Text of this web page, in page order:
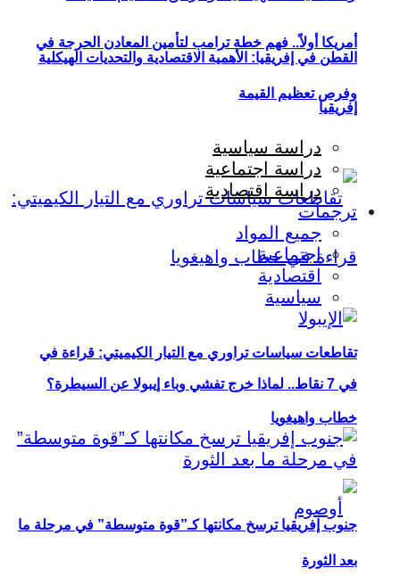
أمريكا أولاً.. فهم خطة ترامب لتأمين المعادن الحرجة في
إفريقيا
تقاطعات سياسات تراوري مع التيار الكيميتي: قراءة في
خطاب واهيغويا
القطن في إفريقيا: الأهمية الاقتصادية والتحديات الهيكلية
وفرص تعظيم القيمة
دراسة سياسية
دراسة اجتماعية
دراسة اقتصادية
ترجمات
جميع المواد
اجتماعية
اقتصادية
سياسية
في 7 نقاط.. لماذا خرج تفشي وباء إيبولا عن السيطرة؟
جنوب إفريقيا ترسخ مكانتها كـ”قوة متوسطة” في مرحلة ما
بعد الثورة